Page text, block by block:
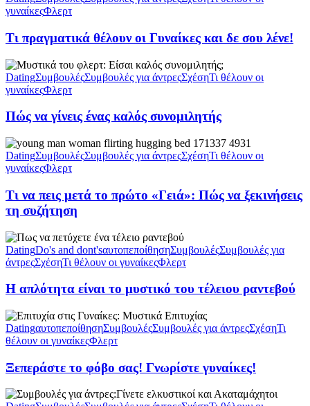
γυναίκεςΦλερτ
Τι πραγματικά θέλουν οι Γυναίκες και δε σου λένε!
DatingΣυμβουλέςΣυμβουλές για άντρεςΣχέσηΤι θέλουν οι
γυναίκεςΦλερτ
Πώς να γίνεις ένας καλός συνομιλητής
DatingΣυμβουλέςΣυμβουλές για άντρεςΣχέσηΤι θέλουν οι
γυναίκεςΦλερτ
Τι να πεις μετά το πρώτο «Γειά»: Πώς να ξεκινήσεις
τη συζήτηση
DatingDo's and dont'sαυτοπεποίθησηΣυμβουλέςΣυμβουλές για
άντρεςΣχέσηΤι θέλουν οι γυναίκεςΦλερτ
Η απλότητα είναι το μυστικό του τέλειου ραντεβού
DatingαυτοπεποίθησηΣυμβουλέςΣυμβουλές για άντρεςΣχέσηΤι
θέλουν οι γυναίκεςΦλερτ
Ξεπεράστε το φόβο σας! Γνωρίστε γυναίκες!